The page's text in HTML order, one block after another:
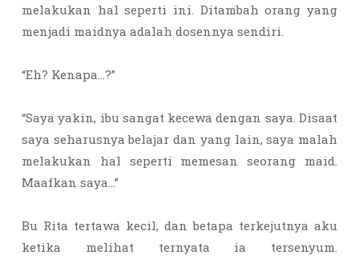
melakukan hal seperti ini. Ditambah orang yang
menjadi maidnya adalah dosennya sendiri.
“Eh? Kenapa…?”
“Saya yakin, ibu sangat kecewa dengan saya. Disaat
saya seharusnya belajar dan yang lain, saya malah
melakukan hal seperti memesan seorang maid.
Maafkan saya…”
Bu Rita tertawa kecil, dan betapa terkejutnya aku
ketika melihat ternyata ia tersenyum.